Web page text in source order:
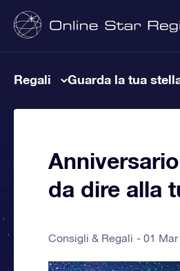
Regali Guarda la tua
da dire alla
Consigli & Regali 01 Mar